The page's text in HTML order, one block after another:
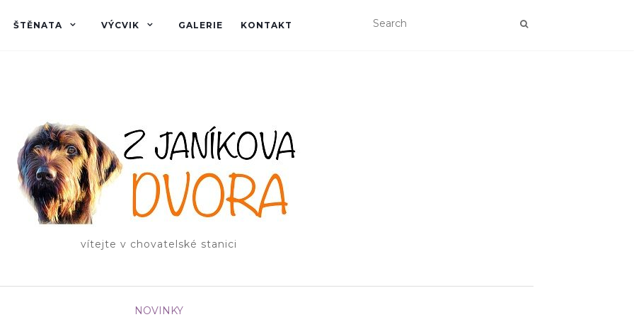
ŠTĚNATA VÝCVIK GALERIE KONTAKT
vítejte v chovatelské stanici
NOVINKY